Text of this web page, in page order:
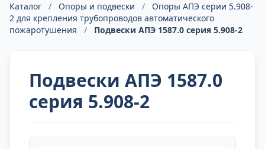
Каталог / Опоры и подвески /
Опоры АПЭ серии 5.908-
2 для крепления трубопроводов автоматического
пожаротушения
/ Подвески АПЭ 1587.0 серия 5.908-2
Подвески АПЭ 1587.0
серия 5.908-2